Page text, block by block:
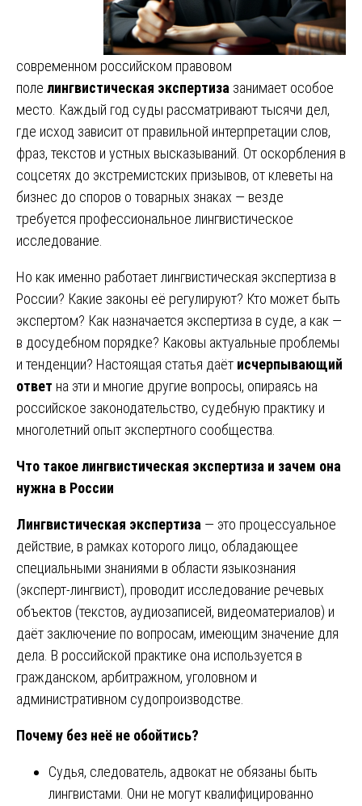
современном российском правовом
поле лингвистическая экспертиза занимает особое
место. Каждый год суды рассматривают тысячи дел,
где исход зависит от правильной интерпретации слов,
фраз, текстов и устных высказываний. От оскорбления в
соцсетях до экстремистских призывов, от клеветы на
бизнес до споров о товарных знаках — везде
требуется профессиональное лингвистическое
исследование.
Но как именно работает лингвистическая экспертиза в
России? Какие законы её регулируют? Кто может быть
экспертом? Как назначается экспертиза в суде, а как —
в досудебном порядке? Каковы актуальные проблемы
и тенденции? Настоящая статья даёт исчерпывающий
ответ на эти и многие другие вопросы, опираясь на
российское законодательство, судебную практику и
многолетний опыт экспертного сообщества.
Что такое лингвистическая экспертиза и зачем она
нужна в России
Лингвистическая экспертиза — это процессуальное
действие, в рамках которого лицо, обладающее
специальными знаниями в области языкознания
(эксперт-лингвист), проводит исследование речевых
объектов (текстов, аудиозаписей, видеоматериалов) и
даёт заключение по вопросам, имеющим значение для
дела. В российской практике она используется в
гражданском, арбитражном, уголовном и
административном судопроизводстве.
Почему без неё не обойтись?
Судья, следователь, адвокат не обязаны быть
лингвистами. Они не могут квалифицированно